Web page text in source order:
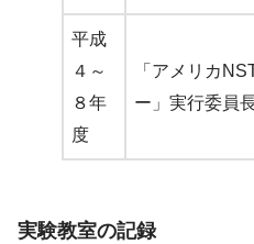
平成
４～
８年
度
「アメリカ
ー」実行委員
実験教室の記録